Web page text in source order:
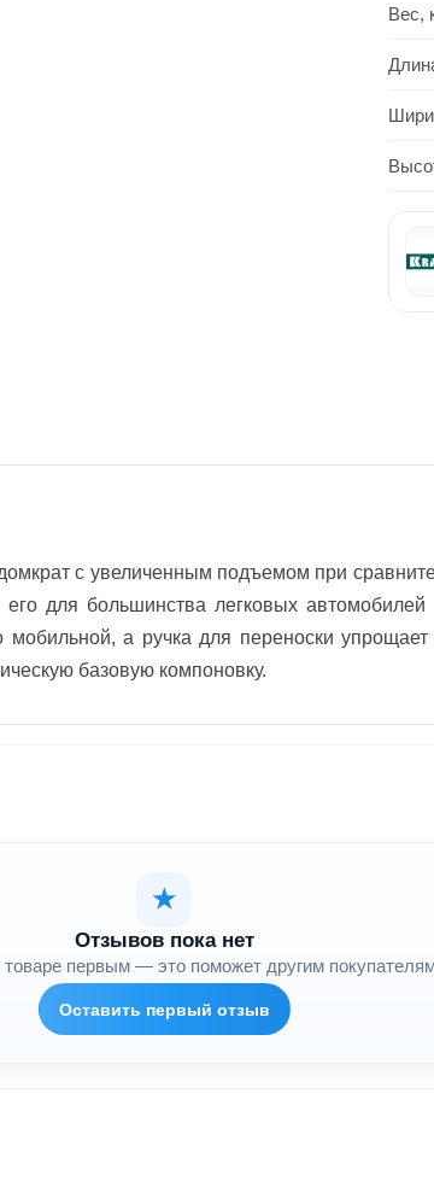
Вес,
с увеличенным подъемом при
для большинства легковых
а ручка для переноски
базовую компоновку.
★
Отзывов пока нет
товаре первым — это поможет другим
Оставить первый отзыв